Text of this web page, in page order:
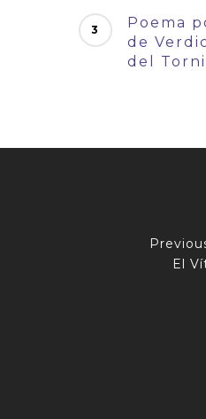
Poema
de
del
El